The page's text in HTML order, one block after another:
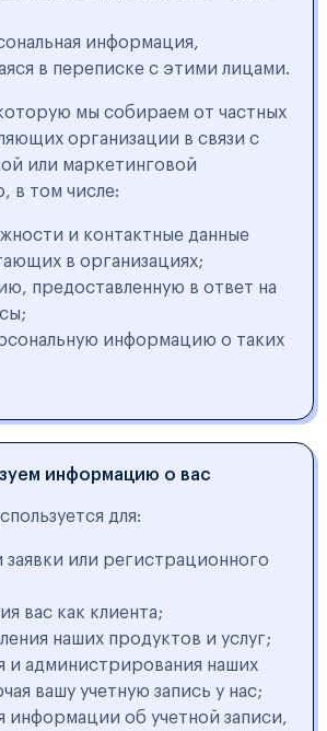
информация,
в переписке с этими лицами.
мы собираем от частных
организации в связи с
или маркетинговой
в том числе:
и контактные данные
в организациях;
предоставленную в ответ на
информацию о таких
информацию о вас
для:
или регистрационного
вас как клиента;
наших продуктов и услуг;
и администрирования наших
вашу учетную запись у нас;
информации об учетной записи,